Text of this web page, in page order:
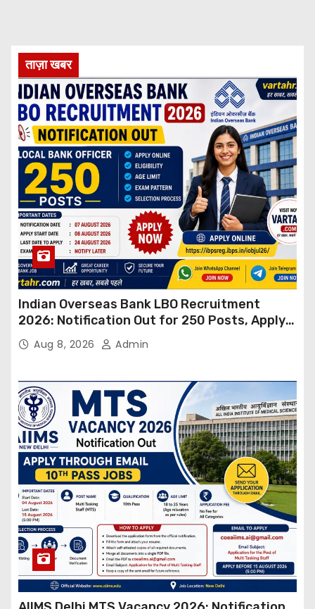
ताज़ा खबर
Indian Overseas Bank LBO Recruitment
2026: Notification Out for 250 Posts, Apply
OnlineAug 8, 2026 Admin